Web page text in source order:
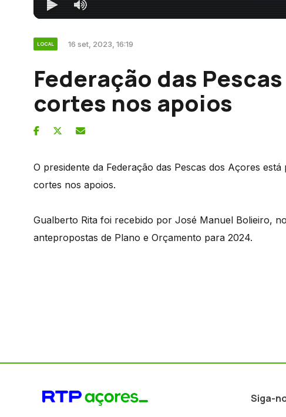
LOCAL 16 set, 2023, 16:19
Federação das
cortes nos apoios
O presidente da Federação das Pescas dos Açores
cortes nos apoios.
Gualberto Rita foi recebido por José Manuel Bolieiro,
antepropostas de Plano e Orçamento para 2024.
Siga-